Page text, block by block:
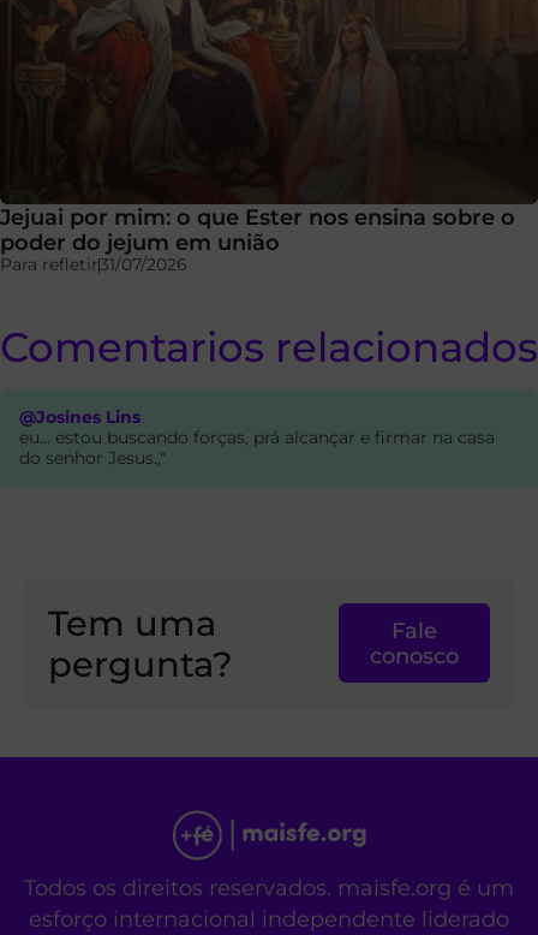
Jejuai por mim: o que Ester nos ensina sobre o
poder do jejum em união
Para refletir31/07/2026
Comentarios relacionados
@Josines Lins
eu... estou buscando forças, prá alcançar e firmar na casa
do senhor Jesus.,"
Tem uma
pergunta?
Fale
conosco
Todos os direitos reservados. maisfe.org é um
esforço internacional independente liderado